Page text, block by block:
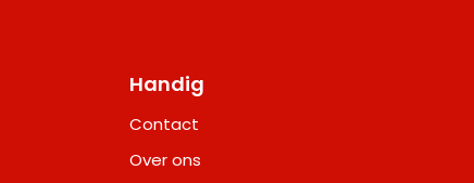
Handig
Contact
Over ons